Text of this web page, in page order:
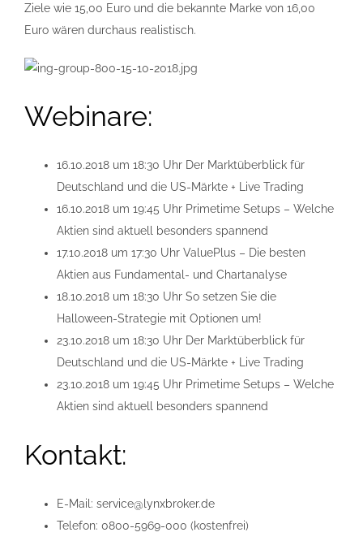
Ziele wie 15,00 Euro und die bekannte Marke von 16,00
Euro wären durchaus realistisch.
Webinare:
16.10.2018 um 18:30 Uhr Der Marktüberblick für
Deutschland und die US-Märkte + Live Trading
16.10.2018 um 19:45 Uhr Primetime Setups – Welche
Aktien sind aktuell besonders spannend
17.10.2018 um 17:30 Uhr ValuePlus – Die besten
Aktien aus Fundamental- und Chartanalyse
18.10.2018 um 18:30 Uhr So setzen Sie die
Halloween-Strategie mit Optionen um!
23.10.2018 um 18:30 Uhr Der Marktüberblick für
Deutschland und die US-Märkte + Live Trading
23.10.2018 um 19:45 Uhr Primetime Setups – Welche
Aktien sind aktuell besonders spannend
Kontakt:
E-Mail: service@lynxbroker.de
Telefon: 0800-5969-000 (kostenfrei)